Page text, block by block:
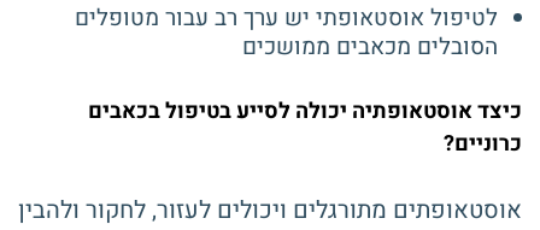
לטיפול אוסטאופתי יש ערך רב עבור מטופלים
הסובלים מכאבים ממושכים
כיצד אוסטאופתיה יכולה לסייע בטיפול בכאבים
כרוניים?
אוסטאופתים מתורגלים ויכולים לעזור, לחקור ולהבין